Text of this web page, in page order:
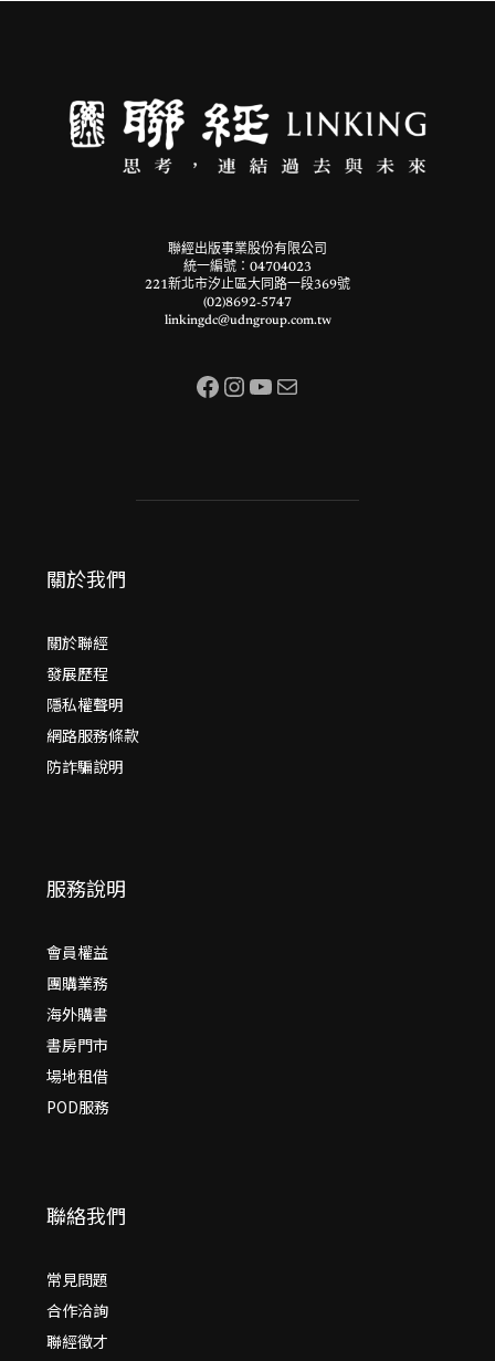
聯經出版事業股份有限公司
統一編號：04704023
221新北市汐止區大同路一段369號
(02)8692-5747
linkingdc@udngroup.com.tw
Facebook InstagramYouTube 電子郵件
關於我們
關於聯經
發展歷程
隱私權聲明
網路服務條款
防詐騙說明
服務說明
會員權益
團購業務
海外購書
書房門市
場地租借
POD服務
聯絡我們
常見問題
合作洽詢
聯經徵才